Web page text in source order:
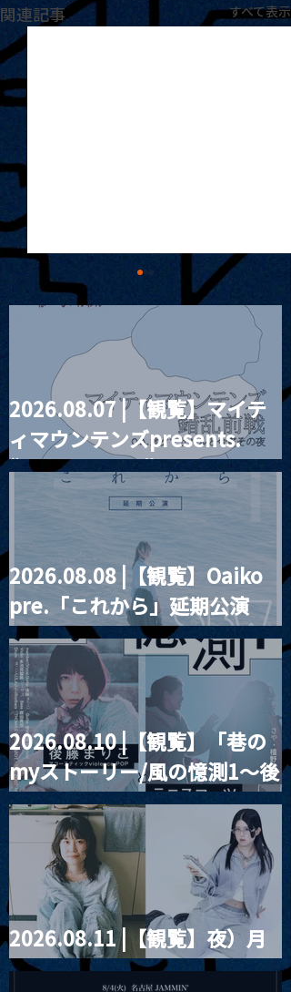
関連記事 すべて表示
2026.06.03 |【観覧】『
月見ル怪談2026 』
2026.08.07 |【観覧】マイテ
ィマウンテンズpresents.
“HALL-IN-ONE”
2026.08.08 |【観覧】Oaiko
pre.「これから」延期公演
Blurred City Lights × 17歳
とベルリンの壁
2026.08.10 |【観覧】「巷の
myストーリー/風の憶測1～後
藤まりこアコースティック
violence POPとテニスコー
ツ」
2026.08.11 |【観覧】夜）月
見ル君想フpre. Sugar Shock